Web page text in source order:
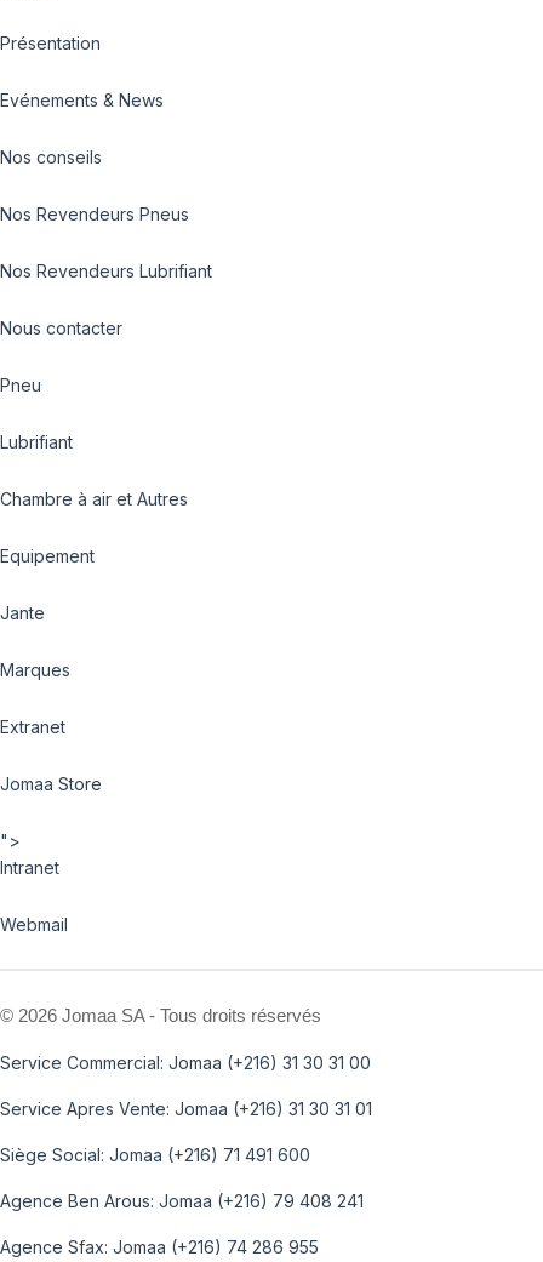
Présentation
Evénements & News
Nos conseils
Nos Revendeurs Pneus
Nos Revendeurs Lubrifiant
Nous contacter
Pneu
Lubrifiant
Chambre à air et Autres
Equipement
Jante
Marques
Extranet
Jomaa Store
">
Intranet
Webmail
© 2026 Jomaa SA - Tous droits réservés
Service Commercial: Jomaa (+216) 31 30 31 00
Service Apres Vente: Jomaa (+216) 31 30 31 01
Siège Social: Jomaa (+216) 71 491 600
Agence Ben Arous: Jomaa (+216) 79 408 241
Agence Sfax: Jomaa (+216) 74 286 955